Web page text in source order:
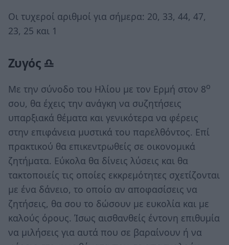
Οι τυχεροί αριθμοί για σήμερα: 20, 33, 44, 47,
23, 25 και 1
Ζυγός ♎
Με την σύνοδο του Ηλίου με τον Ερμή στον 8ο
σου, θα έχεις την ανάγκη να συζητήσεις
υπαρξιακά θέματα και γενικότερα να φέρεις
στην επιφάνεια μυστικά του παρελθόντος. Επί
πρακτικού θα επικεντρωθείς σε οικονομικά
ζητήματα. Εύκολα θα δίνεις λύσεις και θα
τακτοποιείς τις οποίες εκκρεμότητες σχετίζονται
με ένα δάνειο, το οποίο αν αποφασίσεις να
ζητήσεις, θα σου το δώσουν με ευκολία και με
καλούς όρους. Ίσως αισθανθείς έντονη επιθυμία
να μιλήσεις για αυτά που σε βαραίνουν ή να